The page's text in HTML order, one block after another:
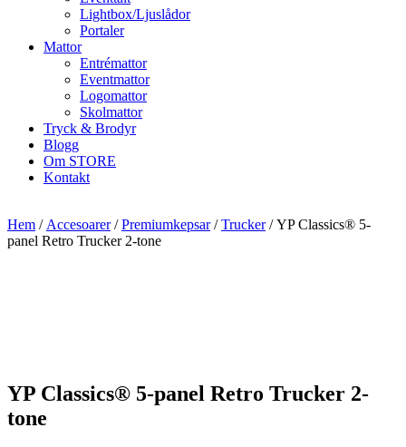
Lightbox/Ljuslådor
Portaler
Mattor
Entrémattor
Eventmattor
Logomattor
Skolmattor
Tryck & Brodyr
Blogg
Om STORE
Kontakt
Hem / Accesoarer/Premiumkepsar/Trucker/ YP Classics® 5-
panel Retro Trucker 2-tone
YP Classics® 5-panel Retro Trucker 2-
tone